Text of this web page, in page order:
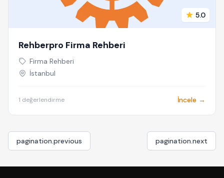
5.0
Rehberpro Firma Rehberi
Firma Rehberi
İstanbul
1 değerlendirme İncele →
pagination.previous pagination.next